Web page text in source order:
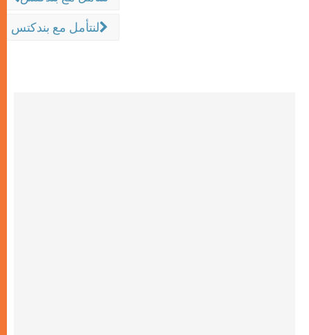
لنتأمل مع بندكتس